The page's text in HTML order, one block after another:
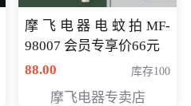
摩飞电器电蚊拍MF-
98007 会员专享价66元
88.00
库存100
摩飞电器专卖店